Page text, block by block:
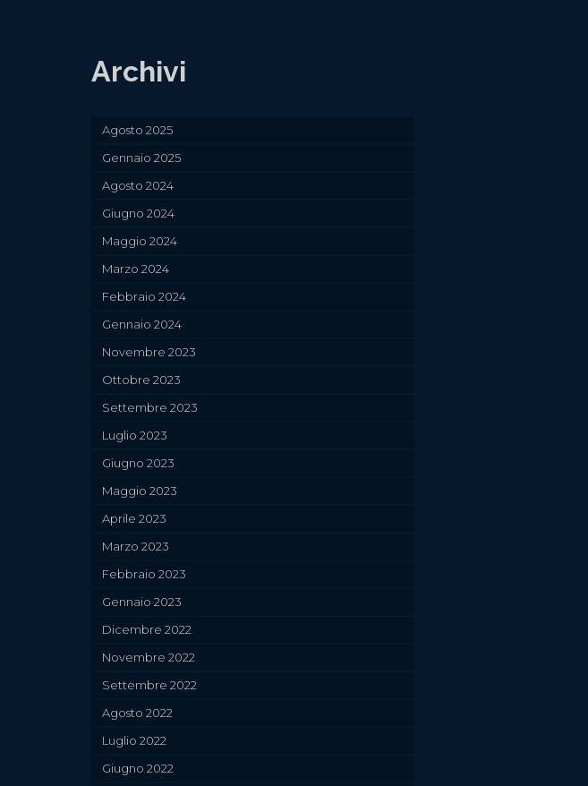
Archivi
Agosto 2025
Gennaio 2025
Agosto 2024
Giugno 2024
Maggio 2024
Marzo 2024
Febbraio 2024
Gennaio 2024
Novembre 2023
Ottobre 2023
Settembre 2023
Luglio 2023
Giugno 2023
Maggio 2023
Aprile 2023
Marzo 2023
Febbraio 2023
Gennaio 2023
Dicembre 2022
Novembre 2022
Settembre 2022
Agosto 2022
Luglio 2022
Giugno 2022